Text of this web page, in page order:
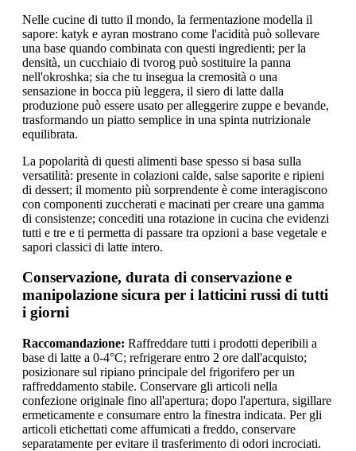
Nelle cucine di tutto il mondo, la fermentazione modella il
sapore: katyk e ayran mostrano come l'acidità può sollevare
una base quando combinata con questi ingredienti; per la
densità, un cucchiaio di tvorog può sostituire la panna
nell'okroshka; sia che tu insegua la cremosità o una
sensazione in bocca più leggera, il siero di latte dalla
produzione può essere usato per alleggerire zuppe e bevande,
trasformando un piatto semplice in una spinta nutrizionale
equilibrata.
La popolarità di questi alimenti base spesso si basa sulla
versatilità: presente in colazioni calde, salse saporite e ripieni
di dessert; il momento più sorprendente è come interagiscono
con componenti zuccherati e macinati per creare una gamma
di consistenze; concediti una rotazione in cucina che evidenzi
tutti e tre e ti permetta di passare tra opzioni a base vegetale e
sapori classici di latte intero.
Conservazione, durata di conservazione e
manipolazione sicura per i latticini russi di tutti
i giorni
Raccomandazione: Raffreddare tutti i prodotti deperibili a
base di latte a 0-4°C; refrigerare entro 2 ore dall'acquisto;
posizionare sul ripiano principale del frigorifero per un
raffreddamento stabile. Conservare gli articoli nella
confezione originale fino all'apertura; dopo l'apertura, sigillare
ermeticamente e consumare entro la finestra indicata. Per gli
articoli etichettati come affumicati a freddo, conservare
separatamente per evitare il trasferimento di odori incrociati.